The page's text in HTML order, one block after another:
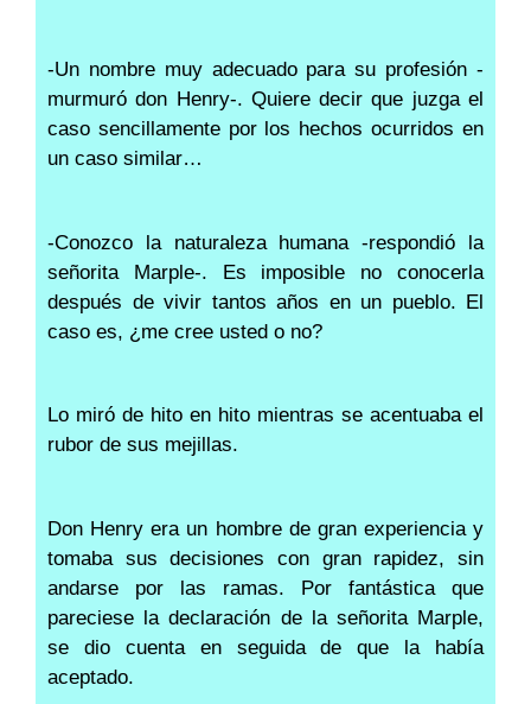
-Un nombre muy adecuado para su profesión -
murmuró don Henry-. Quiere decir que juzga el
caso sencillamente por los hechos ocurridos en
un caso similar…
-Conozco la naturaleza humana -respondió la
señorita Marple-. Es imposible no conocerla
después de vivir tantos años en un pueblo. El
caso es, ¿me cree usted o no?
Lo miró de hito en hito mientras se acentuaba el
rubor de sus mejillas.
Don Henry era un hombre de gran experiencia y
tomaba sus decisiones con gran rapidez, sin
andarse por las ramas. Por fantástica que
pareciese la declaración de la señorita Marple,
se dio cuenta en seguida de que la había
aceptado.